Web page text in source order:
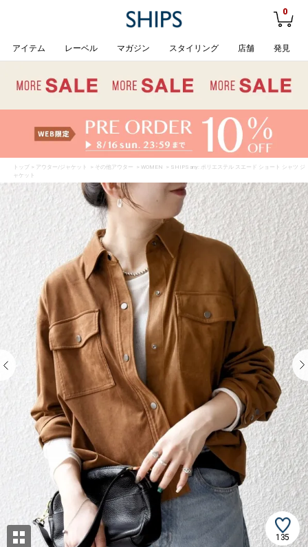
0
アイテム レーベル マガジン スタイリング 店舗 発見
トップ > アウター/ジャケット > その他アウター > WOMEN > SHIPS any: ポリエステル スエード ショート シャツ ジ
ャケット
135